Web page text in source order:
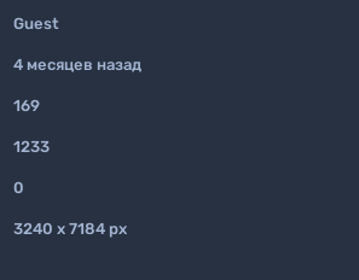
Guest
4 месяцев назад
169
1233
0
3240 x 7184 px